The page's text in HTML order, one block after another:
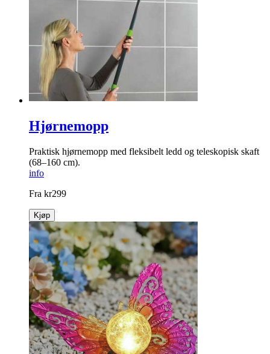
Hjørnemopp
Praktisk hjørnemopp med fleksibelt ledd og teleskopisk skaft
(68–160 cm).
info
Fra kr299
Kjøp